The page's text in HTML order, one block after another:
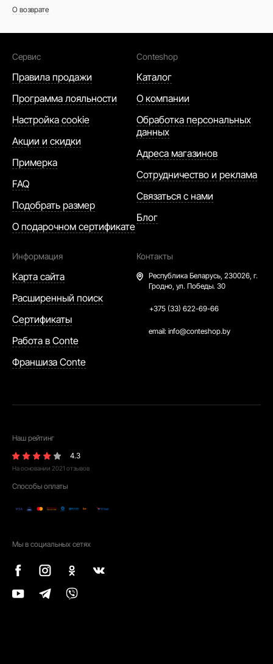
О возврате
Сервис
Правила продажи
Программа лояльности
Настройка cookie
Акции и скидки
Примерка
FAQ
Подобрать размер
О подарочном сертификате
Conteshop
Каталог
О компании
Обработка персональных
данных
Адреса магазинов
Сотрудничество и реклама
Связаться с нами
Блог
Информация
Карта сайта
Расширенный поиск
Сертификаты
Работа в Conte
Франшиза Conte
Контакты
Республика Беларусь, 230026, г.
Гродно, ул. Победы. 30
+375 (33) 622-69-66
email: info@conteshop.by
Наш рейтинг
4.3
На основании 2021 отзывов
Способы оплаты
Мы в социальных сетях